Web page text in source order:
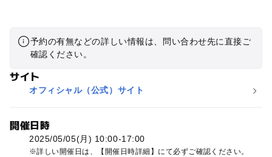
予約の有無などの詳しい情報は、問い合わせ先に直接ご
確認ください。
サイト
オフィシャル（公式）サイト
開催日時
2025/05/05(月) 10:00-17:00
詳しい開催日は、【開催日時詳細】にて必ずご確認ください。